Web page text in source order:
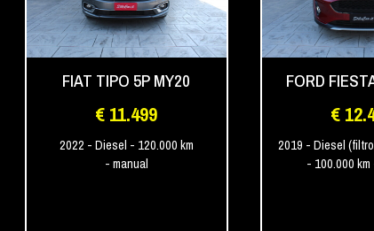
FIAT TIPO 5P MY20
€ 11.499
2022 - Diesel - 120.000 km
- manual
FORD
€
2019 - Diesel
- 100.000 km